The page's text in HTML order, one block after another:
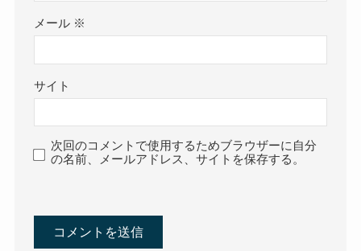
メール ※
サイト
次回のコメントで使用するためブラウザーに自分
の名前、メールアドレス、サイトを保存する。